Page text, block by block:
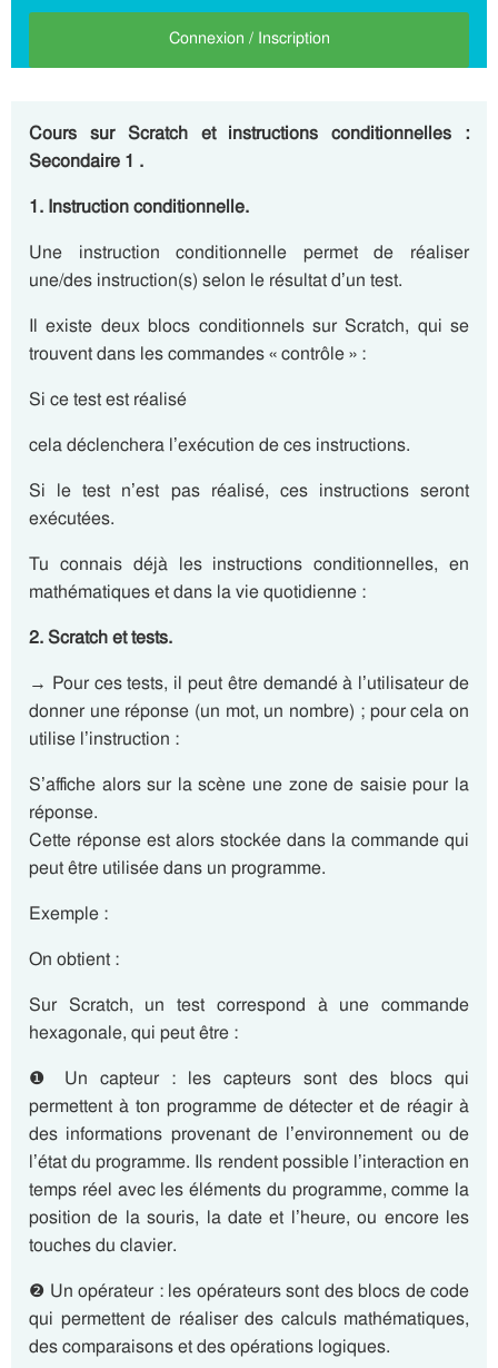
Connexion / Inscription
Cours sur Scratch et instructions conditionnelles :
Secondaire 1 .
1. Instruction conditionnelle.
Une instruction conditionnelle permet de réaliser
une/des instruction(s) selon le résultat d’un test.
Il existe deux blocs conditionnels sur Scratch, qui se
trouvent dans les commandes « contrôle » :
Si ce test est réalisé
cela déclenchera l’exécution de ces instructions.
Si le test n’est pas réalisé, ces instructions seront
exécutées.
Tu connais déjà les instructions conditionnelles, en
mathématiques et dans la vie quotidienne :
2. Scratch et tests.
→ Pour ces tests, il peut être demandé à l’utilisateur de
donner une réponse (un mot, un nombre) ; pour cela on
utilise l’instruction :
S’affiche alors sur la scène une zone de saisie pour la
réponse.
Cette réponse est alors stockée dans la commande qui
peut être utilisée dans un programme.
Exemple :
On obtient :
Sur Scratch, un test correspond à une commande
hexagonale, qui peut être :
❶ Un capteur : les capteurs sont des blocs qui
permettent à ton programme de détecter et de réagir à
des informations provenant de l’environnement ou de
l’état du programme. Ils rendent possible l’interaction en
temps réel avec les éléments du programme, comme la
position de la souris, la date et l’heure, ou encore les
touches du clavier.
❷ Un opérateur : les opérateurs sont des blocs de code
qui permettent de réaliser des calculs mathématiques,
des comparaisons et des opérations logiques.